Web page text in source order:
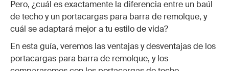
Pero, ¿cuál es exactamente la diferencia entre un baúl
de techo y un portacargas para barra de remolque, y
cuál se adaptará mejor a tu estilo de vida?
En esta guía, veremos las ventajas y desventajas de los
portacargas para barra de remolque, y los